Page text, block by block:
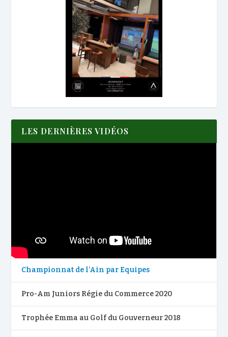
LES DERNIÈRES VIDÉOS
Championnat de l’Ain par Equipes
Pro-Am Juniors Régie du Commerce 2020
Trophée Emma au Golf du Gouverneur 2018